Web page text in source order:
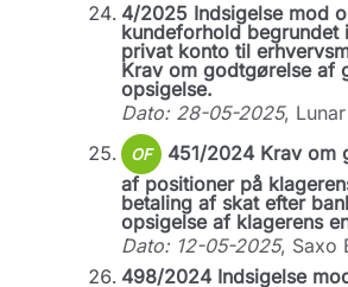
4/2025 Indsigelse mod
kundeforhold begrundet
privat konto til
Krav om godtgørelse af
opsigelse.
Dato: 28-05-2025,
OF
451/2024 Krav om
af positioner på
betaling af skat efter
opsigelse af klagerens
Dato: 12-05-2025, Saxo
498/2024 Indsigelse